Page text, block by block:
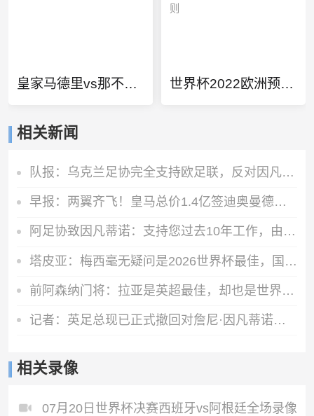
皇家马德里vs那不勒斯 世界杯2022欧洲预选赛规则
相关新闻
队报：乌克兰足协完全支持欧足联，反对因凡蒂诺缺乏透明度的计划
早报：两翼齐飞！皇马总价1.4亿签迪奥曼德，续约维尼修斯至2032
阿足协致因凡蒂诺：支持您过去10年工作，由您继续领导是正确道路
塔皮亚：梅西毫无疑问是2026世界杯最佳，国家队大门永远为他敞开
前阿森纳门将：拉亚是英超最佳，却也是世界最不幸运的门将
记者：英足总现已正式撤回对詹尼·因凡蒂诺的支持
相关录像
07月20日世界杯决赛西班牙vs阿根廷全场录像